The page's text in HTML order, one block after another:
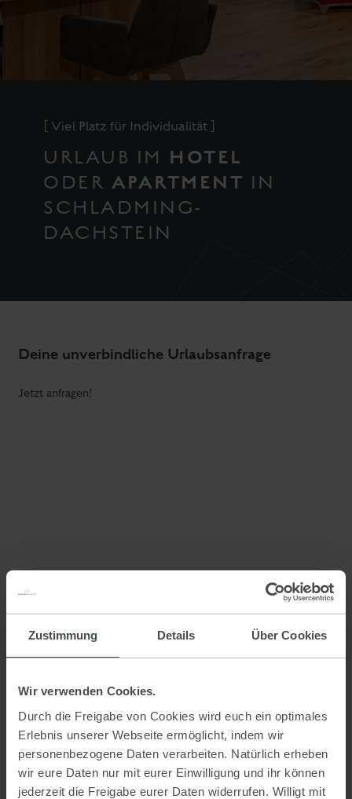
Zustimmung Details Über Cookies
Wir verwenden Cookies.
Durch die Freigabe von Cookies wird euch ein optimales
Erlebnis unserer Webseite ermöglicht, indem wir
personenbezogene Daten verarbeiten. Natürlich erheben
wir eure Daten nur mit eurer Einwilligung und ihr können
jederzeit die Freigabe eurer Daten widerrufen. Willigt mit
[ Viel Platz für Individualität ]
URLAUB IM HOTEL
ODER APARTMENT IN
SCHLADMING-
DACHSTEIN
Deine unverbindliche Urlaubsanfrage
Jetzt anfragen!